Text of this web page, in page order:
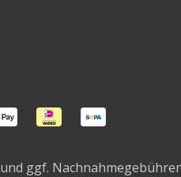
und ggf.